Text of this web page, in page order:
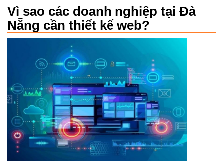
Vì sao các doanh nghiệp tại Đà
Nẵng cần thiết kế web?